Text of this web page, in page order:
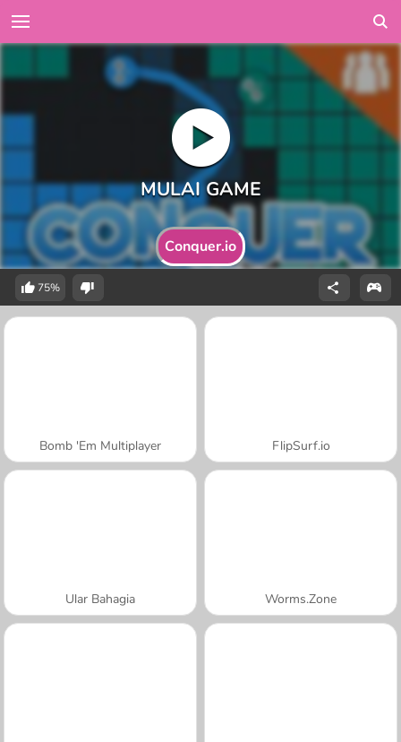
Conquer.io
75%
Bomb 'Em Multiplayer FlipSurf.io
Ular Bahagia Worms.Zone